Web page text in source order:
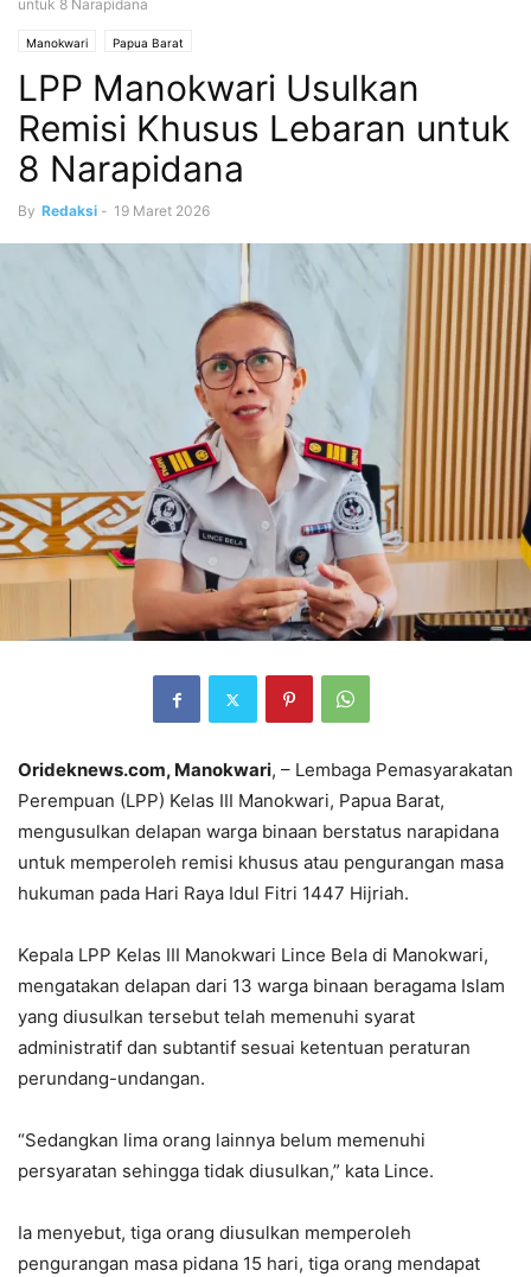
untuk 8 Narapidana
Manokwari Papua Barat
LPP Manokwari Usulkan
Remisi Khusus Lebaran untuk
8 Narapidana
By Redaksi - 19 Maret 2026
Orideknews.com, Manokwari, – Lembaga Pemasyarakatan
Perempuan (LPP) Kelas III Manokwari, Papua Barat,
mengusulkan delapan warga binaan berstatus narapidana
untuk memperoleh remisi khusus atau pengurangan masa
hukuman pada Hari Raya Idul Fitri 1447 Hijriah.
Kepala LPP Kelas III Manokwari Lince Bela di Manokwari,
mengatakan delapan dari 13 warga binaan beragama Islam
yang diusulkan tersebut telah memenuhi syarat
administratif dan subtantif sesuai ketentuan peraturan
perundang-undangan.
“Sedangkan lima orang lainnya belum memenuhi
persyaratan sehingga tidak diusulkan,” kata Lince.
Ia menyebut, tiga orang diusulkan memperoleh
pengurangan masa pidana 15 hari, tiga orang mendapat